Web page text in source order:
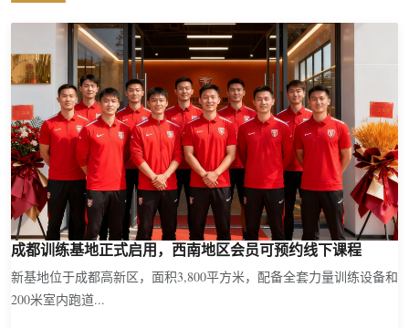
成都训练基地正式启用，西南地区会员可预约线下课程
新基地位于成都高新区，面积3,800平方米，配备全套力量训练设备和
200米室内跑道...